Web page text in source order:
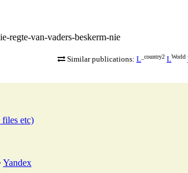
regte-van-vaders-beskerm-nie
Similar publications: L _country2 LWorld
files etc)
Yandex